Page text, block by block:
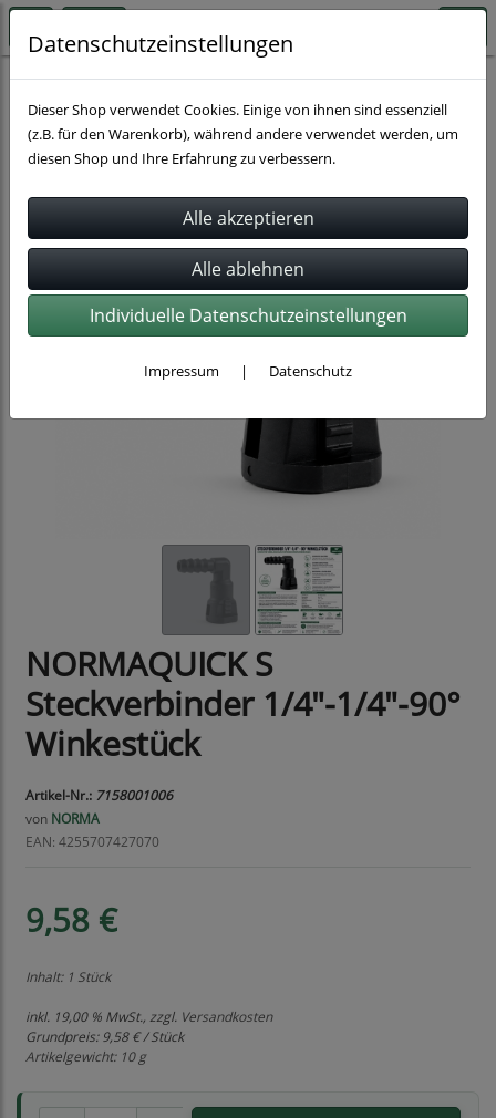
Schlauchverbindung Normaquick Normaquick S
NORMAQUICK S
Steckverbinder 1/4"-1/4"-90°
Winkestück
Artikel-Nr.: 7158001006
von NORMA
EAN: 4255707427070
9,58 €
Inhalt: 1 Stück
inkl. 19,00 % MwSt., zzgl. Versandkosten
Grundpreis:9,58 € / Stück
Artikelgewicht: 10 g
Datenschutzeinstellungen
Dieser Shop verwendet Cookies. Einige von ihnen sind essenziell
(z.B. für den Warenkorb), während andere verwendet werden, um
diesen Shop und Ihre Erfahrung zu verbessern.
Individuelle Datenschutzeinstellungen
Impressum | Datenschutz